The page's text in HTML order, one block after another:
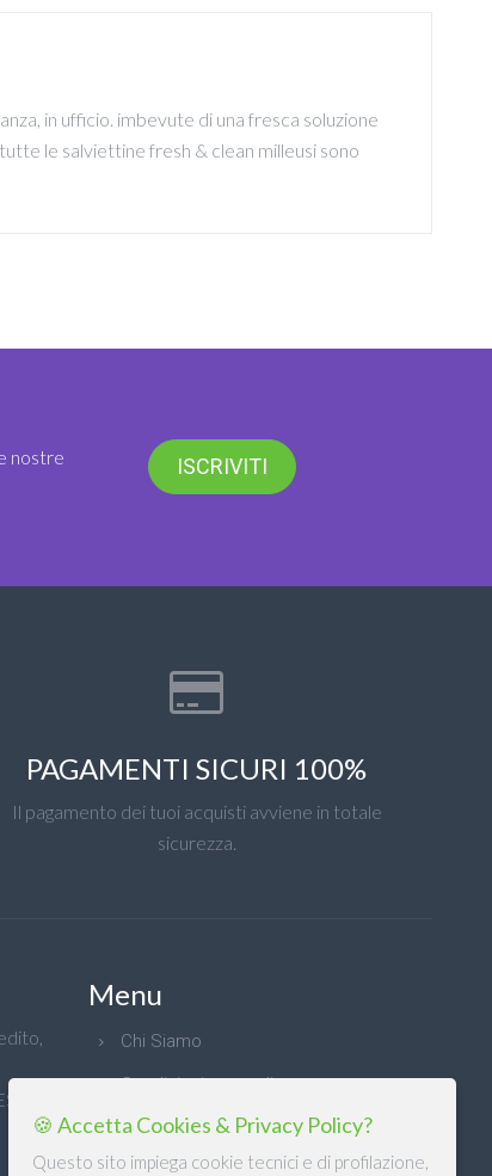
in ufficio. imbevute di una fresca soluzione
le salviettine fresh & clean milleusi sono
nostre
ISCRIVITI
PAGAMENTI SICURI 100%
Il pagamento dei tuoi acquisti avviene in totale
sicurezza.
e
Menu
Chi Siamo
Condizioni generali
Privacy
🍪 Accetta Cookies & Privacy Policy?
Questo sito impiega cookie tecnici e di profilazione,